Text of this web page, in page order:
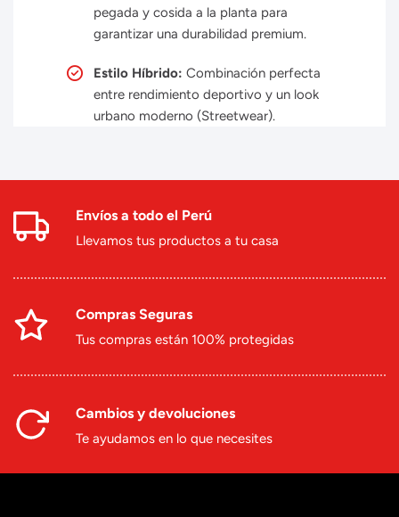
pegada y cosida a la planta para
garantizar una durabilidad premium.
Estilo Híbrido: Combinación perfecta
entre rendimiento deportivo y un look
urbano moderno (Streetwear).
Envíos a todo el Perú
Llevamos tus productos a tu casa
Compras Seguras
Tus compras están 100% protegidas
Cambios y devoluciones
Te ayudamos en lo que necesites